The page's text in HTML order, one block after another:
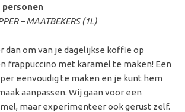
personen
– MAATBEKERS (1L)
dan om van je dagelijkse koffie op
frappuccino met karamel te maken! Een
eenvoudig te maken en je kunt hem
aanpassen. Wij gaan voor een
maar experimenteer ook gerust zelf.